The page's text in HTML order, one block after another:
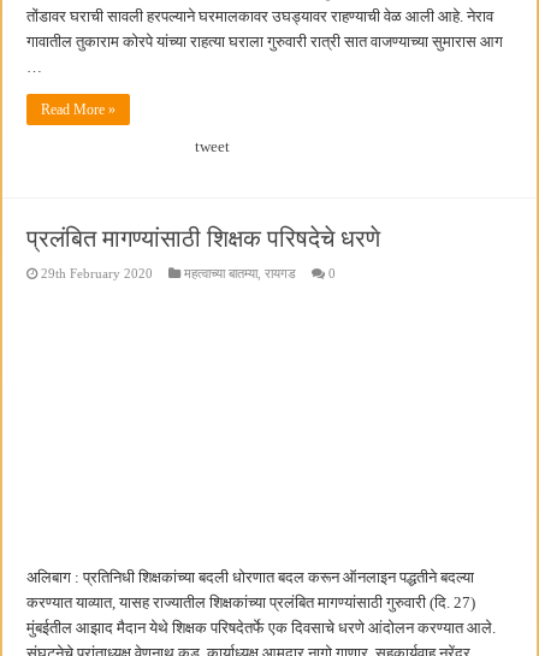
तोंडावर घराची सावली हरपल्याने घरमालकावर उघड्यावर राहण्याची वेळ आली आहे. नेराव
गावातील तुकाराम कोरपे यांच्या राहत्या घराला गुरुवारी रात्री सात वाजण्याच्या सुमारास आग
Read More »
tweet
प्रलंबित मागण्यांसाठी शिक्षक परिषदेचे धरणे
29th February 2020 महत्वाच्या बातम्या,रायगड 0
अलिबाग : प्रतिनिधी शिक्षकांच्या बदली धोरणात बदल करून ऑनलाइन पद्धतीने बदल्या
करण्यात याव्यात, यासह राज्यातील शिक्षकांच्या प्रलंबित मागण्यांसाठी गुरुवारी (दि. 27)
मुंबईतील आझाद मैदान येथे शिक्षक परिषदेतर्फे एक दिवसाचे धरणे आंदोलन करण्यात आले.